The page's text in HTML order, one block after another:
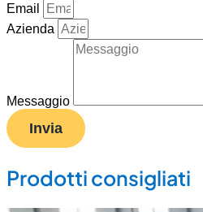
Email
Azienda
Messaggio
Invia
Prodotti consigliati